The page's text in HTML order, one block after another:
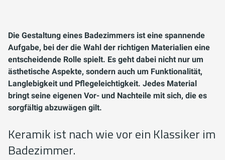
Die Gestaltung eines Badezimmers ist eine spannende
Aufgabe, bei der die Wahl der richtigen Materialien eine
entscheidende Rolle spielt. Es geht dabei nicht nur um
ästhetische Aspekte, sondern auch um Funktionalität,
Langlebigkeit und Pflegeleichtigkeit. Jedes Material
bringt seine eigenen Vor- und Nachteile mit sich, die es
sorgfältig abzuwägen gilt.
Keramik ist nach wie vor ein Klassiker im
Badezimmer.